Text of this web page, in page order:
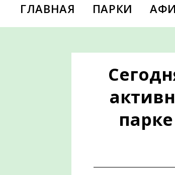
ГЛАВНАЯ ПАРКИ